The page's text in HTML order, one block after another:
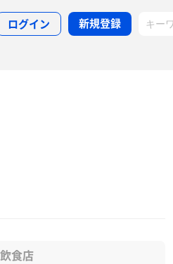
ログイン 新規登録
食店